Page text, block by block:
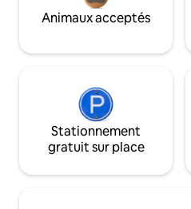
Animaux acceptés
Stationnement
gratuit sur place